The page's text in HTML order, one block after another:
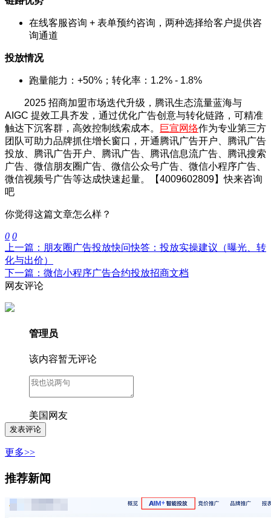
在线客服咨询 + 表单预约咨询，两种选择给客户提供咨
询通道
投放情况
跑量能力：+50%；转化率：1.2% - 1.8%
2025 招商加盟市场迭代升级，腾讯生态流量蓝海与
AIGC 提效工具齐发，通过优化广告创意与转化链路，可精准
触达下沉客群，高效控制线索成本。
巨宣网络作为专业第三方
团队可助力品牌抓住增长窗口，开通腾讯广告开户、腾讯广告
投放、腾讯广告开户、腾讯广告、腾讯信息流广告、腾讯搜索
广告、微信朋友圈广告、微信公众号广告、微信小程序广告、
微信视频号广告等达成快速起量。【4009602809】快来咨询
吧
你觉得这篇文章怎么样？
0 0
上一篇：朋友圈广告投放快问快答：投放实操建议（曝光、转
化与出价）
下一篇：微信小程序广告合约投放招商文档
网友评论
管理员
该内容暂无评论
美国网友
更多>>
推荐新闻